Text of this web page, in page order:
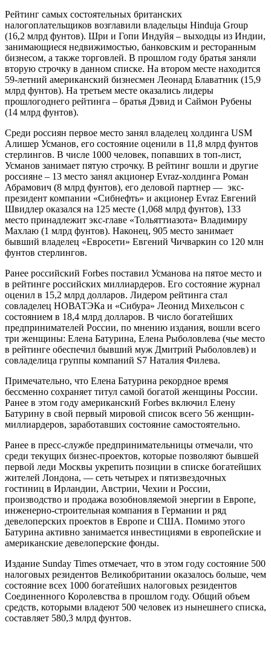
Рейтинг самых состоятельных британских
налогоплательщиков возглавили владельцы Hinduja Group
(16,2 млрд фунтов). Шри и Гопи Индуйя – выходцы из Индии,
занимающиеся недвижимостью, банковским и ресторанным
бизнесом, а также торговлей. В прошлом году братья заняли
вторую строчку в данном списке. На втором месте находится
59-летний американский бизнесмен Леонард Блаватник (15,9
млрд фунтов). На третьем месте оказались лидеры
прошлогоднего рейтинга – братья Дэвид и Саймон Рубены
(14 млрд фунтов).
Среди россиян первое место занял владелец холдинга USM
Алишер Усманов, его состояние оценили в 11,8 млрд фунтов
стерлингов. В числе 1000 человек, попавших в топ-лист,
Усманов занимает пятую строчку. В рейтинг вошли и другие
россияне – 13 место занял акционер Evraz-холдинга Роман
Абрамович (8 млрд фунтов), его деловой партнер — экс-
президент компании «Сибнефть» и акционер Evraz Евгений
Швидлер оказался на 125 месте (1,068 млрд фунтов), 133
место принадлежит экс-главе «Тольяттиазота» Владимиру
Махлаю (1 млрд фунтов). Наконец, 905 место занимает
бывший владелец «Евросети» Евгений Чичваркин со 120 млн
фунтов стерлингов.
Ранее российский Forbes поставил Усманова на пятое место и
в рейтинге российских миллиардеров. Его состояние журнал
оценил в 15,2 млрд долларов. Лидером рейтинга стал
совладелец НОВАТЭКа и «Сибура» Леонид Михельсон с
состоянием в 18,4 млрд долларов. В число богатейших
предпринимателей России, по мнению издания, вошли всего
три женщины: Елена Батурина, Елена Рыболовлева (чье место
в рейтинге обеспечил бывший муж Дмитрий Рыболовлев) и
совладелица группы компаний S7 Наталия Филева.
Примечательно, что Елена Батурина рекордное время
бессменно сохраняет титул самой богатой женщины России.
Ранее в этом году американский Forbes включил Елену
Батурину в свой первый мировой список всего 56 женщин-
миллиардеров, заработавших состояние самостоятельно.
Ранее в пресс-службе предпринимательницы отмечали, что
среди текущих бизнес-проектов, которые позволяют бывшей
первой леди Москвы укрепить позиции в списке богатейших
жителей Лондона, — сеть четырех и пятизвездочных
гостиниц в Ирландии, Австрии, Чехии и России,
производство и продажа возобновляемой энергии в Европе,
инженерно-строительная компания в Германии и ряд
девелоперских проектов в Европе и США. Помимо этого
Батурина активно занимается инвестициями в европейские и
американские девелоперские фонды.
Издание Sunday Times отмечает, что в этом году состояние 500
налоговых резидентов Великобритании оказалось больше, чем
состояние всех 1000 богатейших налоговых резидентов
Соединенного Королевства в прошлом году. Общий объем
средств, которыми владеют 500 человек из нынешнего списка,
составляет 580,3 млрд фунтов.